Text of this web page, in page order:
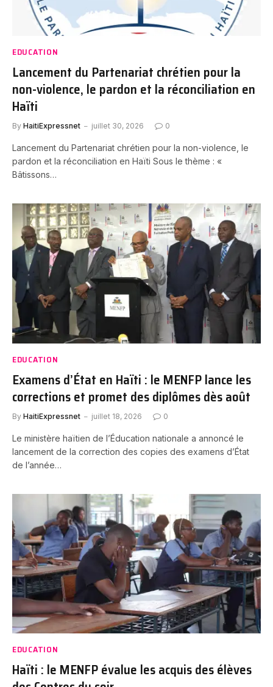
EDUCATION
Lancement du Partenariat chrétien pour la
non-violence, le pardon et la réconciliation en
Haïti
By HaitiExpressnet juillet 30, 2026 0
Lancement du Partenariat chrétien pour la non-violence, le
pardon et la réconciliation en Haïti Sous le thème : «
Bâtissons…
EDUCATION
Examens d’État en Haïti : le MENFP lance les
corrections et promet des diplômes dès août
By HaitiExpressnet juillet 18, 2026 0
Le ministère haïtien de l’Éducation nationale a annoncé le
lancement de la correction des copies des examens d’État
de l’année…
EDUCATION
Haïti : le MENFP évalue les acquis des élèves